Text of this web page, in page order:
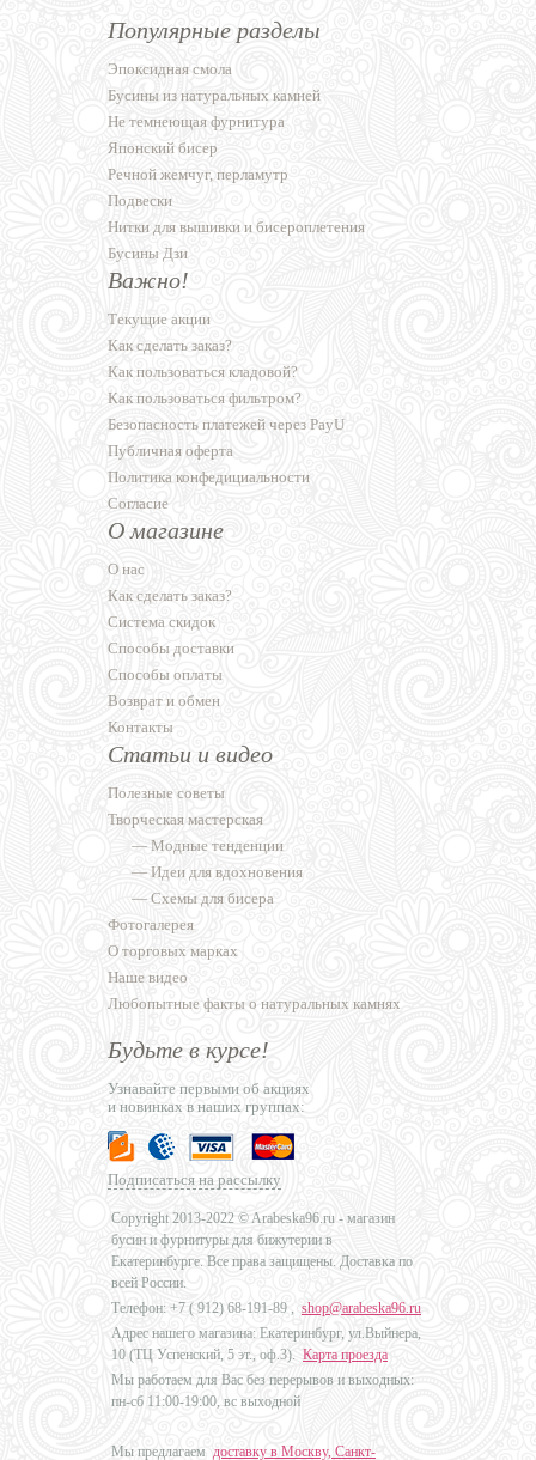
Популярные разделы
Эпоксидная смола
Бусины из натуральных камней
Не темнеющая фурнитура
Японский бисер
Речной жемчуг, перламутр
Подвески
Нитки для вышивки и бисероплетения
Бусины Дзи
Важно!
Текущие акции
Как сделать заказ?
Как пользоваться кладовой?
Как пользоваться фильтром?
Безопасность платежей через PayU
Публичная оферта
Политика конфедициальности
Согласие
О магазине
О нас
Как сделать заказ?
Система скидок
Способы доставки
Способы оплаты
Возврат и обмен
Контакты
Статьи и видео
Полезные советы
Творческая мастерская
— Модные тенденции
— Идеи для вдохновения
— Схемы для бисера
Фотогалерея
О торговых марках
Наше видео
Любопытные факты о натуральных камнях
Будьте в курсе!
Узнавайте первыми об акциях
и новинках в наших группах:
Подписаться на рассылку
Copyright 2013-2022 © Arabeska96.ru - магазин
бусин и фурнитуры для бижутерии в
Екатеринбурге. Все права защищены. Доставка по
всей России.
Телефон: +7 ( 912) 68-191-89 , shop@arabeska96.ru
Адрес нашего магазина: Екатеринбург, ул.Выйнера,
10 (ТЦ Успенский, 5 эт., оф.3). Карта проезда
Мы работаем для Вас без перерывов и выходных:
пн-сб 11:00-19:00, вс выходной
Мы предлагаем доставку в Москву, Санкт-